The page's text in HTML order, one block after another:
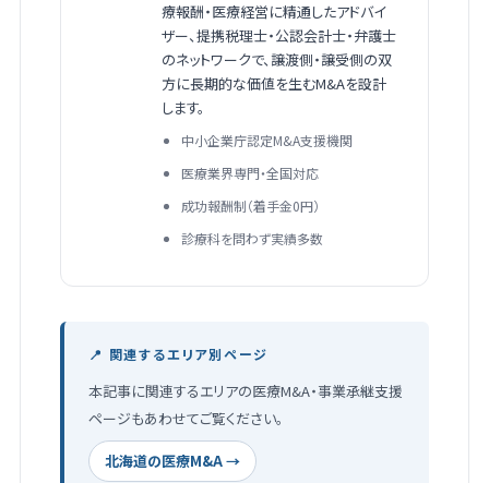
療報酬・医療経営に精通したアドバイ
ザー、提携税理士・公認会計士・弁護士
のネットワークで、譲渡側・譲受側の双
方に長期的な価値を生むM&Aを設計
します。
中小企業庁認定M&A支援機関
医療業界専門・全国対応
成功報酬制（着手金0円）
診療科を問わず実績多数
📍 関連するエリア別ページ
本記事に関連するエリアの医療M&A・事業承継支援
ページもあわせてご覧ください。
北海道の医療M&A →